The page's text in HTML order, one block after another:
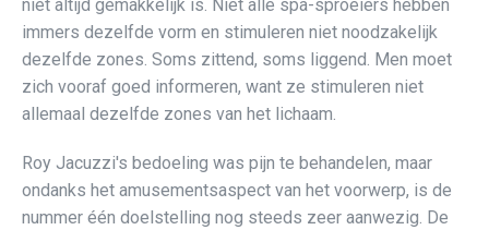
niet altijd gemakkelijk is. Niet alle spa-sproeiers hebben
immers dezelfde vorm en stimuleren niet noodzakelijk
dezelfde zones. Soms zittend, soms liggend. Men moet
zich vooraf goed informeren, want ze stimuleren niet
allemaal dezelfde zones van het lichaam.
Roy Jacuzzi's bedoeling was pijn te behandelen, maar
ondanks het amusementsaspect van het voorwerp, is de
nummer één doelstelling nog steeds zeer aanwezig. De